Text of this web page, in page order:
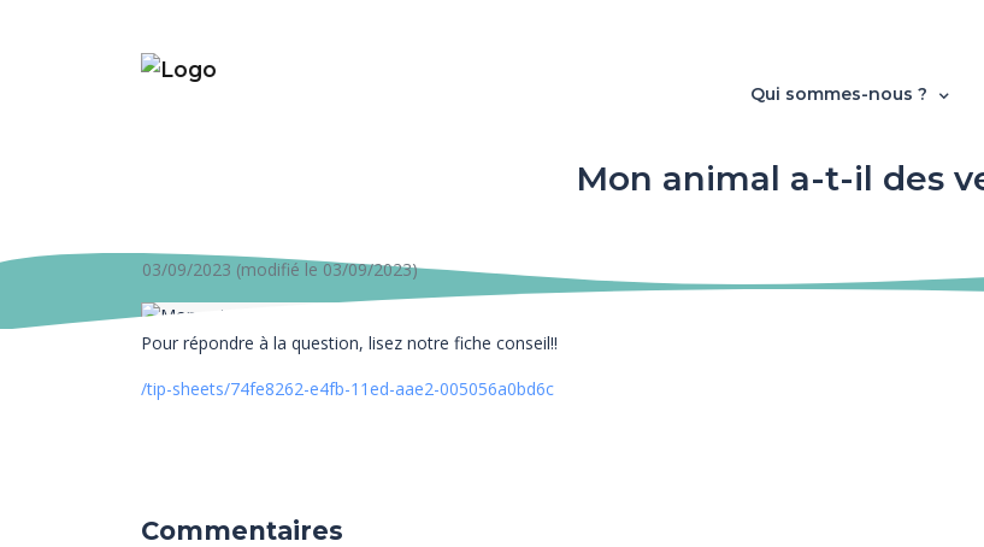
Qui sommes-nous ?
Mon animal a-t-il des
03/09/2023 (modifié le 03/09/2023)
Pour répondre à la question, lisez notre fiche conseil!!
/tip-sheets/74fe8262-e4fb-11ed-aae2-005056a0bd6c
Commentaires